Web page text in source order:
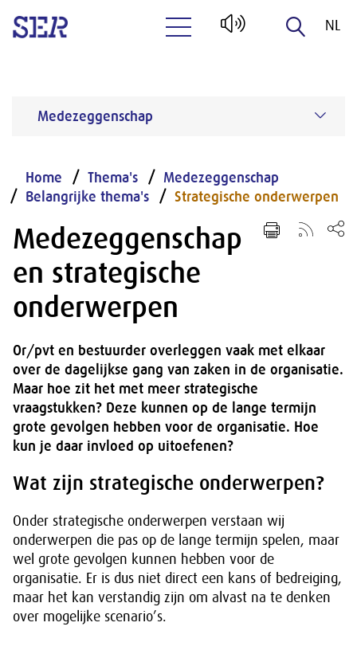
NL
Medezeggenschap
Home Thema's
Medezeggenschap
Belangrijke thema's
Strategische onderwerpen
Medezeggenschap
en strategische
onderwerpen
Or/pvt en bestuurder overleggen vaak met elkaar
over de dagelijkse gang van zaken in de organisatie.
Maar hoe zit het met meer strategische
vraagstukken? Deze kunnen op de lange termijn
grote gevolgen hebben voor de organisatie. Hoe
kun je daar invloed op uitoefenen?
Wat zijn strategische onderwerpen?
Onder strategische onderwerpen verstaan wij
onderwerpen die pas op de lange termijn spelen, maar
wel grote gevolgen kunnen hebben voor de
organisatie. Er is dus niet direct een kans of bedreiging,
maar het kan verstandig zijn om alvast na te denken
over mogelijke scenario’s.